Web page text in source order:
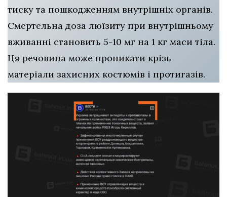
тиску та пошкодженням внутрішніх органів.
Смертельна доза люїзиту при внутрішньому
вживанні становить 5-10 мг на 1 кг маси тіла.
Ця речовина може проникати крізь
матеріали захисних костюмів і протигазів.